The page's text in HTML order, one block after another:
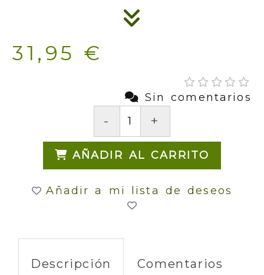
31,95 €
Sin comentarios
- +
AÑADIR AL CARRITO
Añadir a mi lista de deseos
Descripción Comentarios